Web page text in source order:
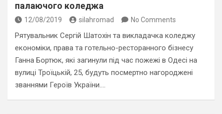
палаючого коледжа
12/08/2019 silahromad No Comments
Рятувальник Сергій Шатохін та викладачка коледжу
економіки, права та готельно-ресторанного бізнесу
Ганна Бортюк, які загинули під час пожежі в Одесі на
вулиці Троїцькій, 25, будуть посмертно нагороджені
званнями Героїв України.…